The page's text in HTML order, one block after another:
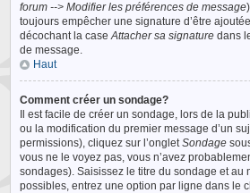
forum --> Modifier les préférences de message
toujours empêcher une signature d’être
décochant la caseAttacher sa signature dans
de message.
Haut
Comment créer un sondage?
Il est facile de créer un sondage, lors de la
ou la modification du premier message d’un
permissions), cliquez sur l’ongletSondage
vous ne le voyez pas, vous n’avez
sondages). Saisissez le titre du sondage et au
possibles, entrez une option par ligne dans le